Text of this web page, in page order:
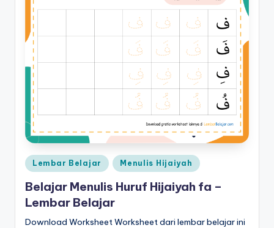
Posted
in
Lembar Belajar Menulis Hijaiyah
Belajar Menulis Huruf Hijaiyah fa –
Lembar Belajar
Download Worksheet Worksheet dari lembar belajar ini